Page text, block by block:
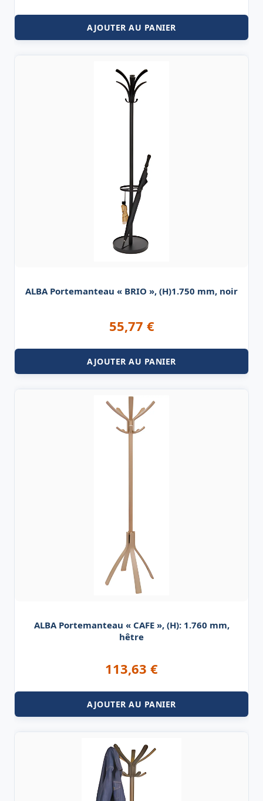
AJOUTER AU PANIER
ALBA Portemanteau « BRIO », (H)1.750 mm, noir
55,77 €
AJOUTER AU PANIER
ALBA Portemanteau « CAFE », (H): 1.760 mm,
hêtre
113,63 €
AJOUTER AU PANIER